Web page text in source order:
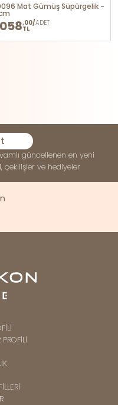
Mat Gümüş Süpürgelik -
,00/ADET
TL
güncellenen en yeni
ve hediyeler